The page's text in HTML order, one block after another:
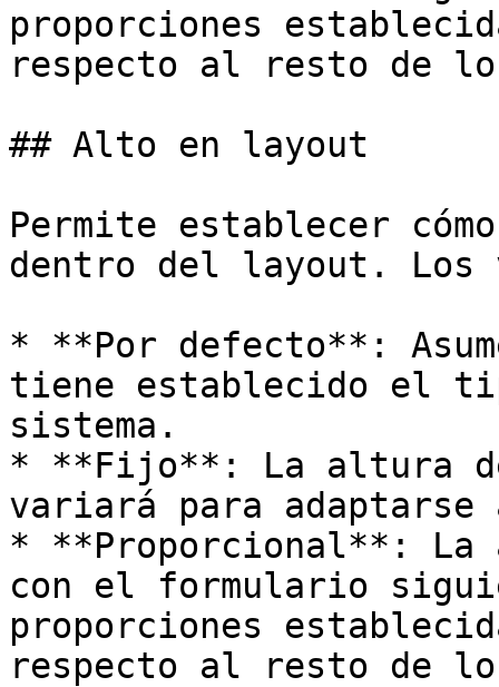
proporciones
respecto al resto de
## Alto en layout
Permite establecer
dentro del layout. Los
* **Por defecto**:
tiene establecido el
sistema.
* **Fijo**: La altura
variará para
* **Proporcional**:
con el formulario
proporciones
respecto al resto de